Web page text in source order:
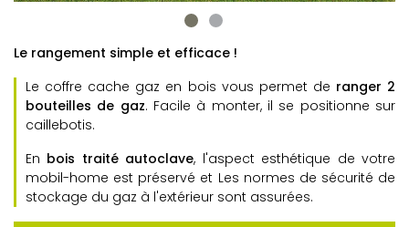
Le rangement simple et efficace !
Le coffre cache gaz en bois vous permet de ranger 2
bouteilles de gaz. Facile à monter, il se positionne sur
caillebotis.
En bois traité autoclave, l'aspect esthétique de votre
mobil-home est préservé et Les normes de sécurité de
stockage du gaz à l'extérieur sont assurées.